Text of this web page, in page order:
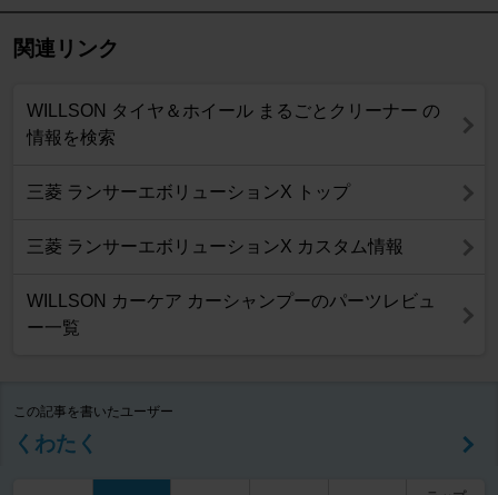
関連リンク
WILLSON タイヤ＆ホイール まるごとクリーナー の
情報を検索
三菱 ランサーエボリューションX トップ
三菱 ランサーエボリューションX カスタム情報
WILLSON カーケア カーシャンプーのパーツレビュ
ー一覧
この記事を書いたユーザー
くわたく